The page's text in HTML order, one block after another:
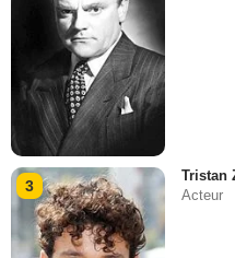
3
Tristan
Acteur